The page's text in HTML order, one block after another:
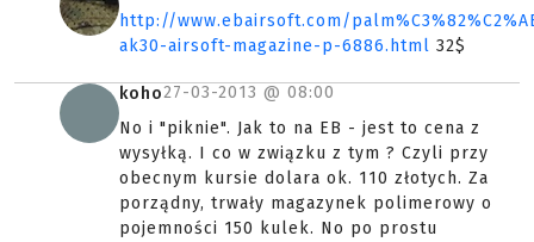
http://www.ebairsoft.com/
ak30-airsoft-magazine-p-6886.html 32$
koho27-03-2013 @ 08:00
No i "piknie". Jak to na EB - jest to cena z
wysyłką. I co w związku z tym ? Czyli przy
obecnym kursie dolara ok. 110 złotych. Za
porządny, trwały magazynek polimerowy o
pojemności 150 kulek. No po prostu